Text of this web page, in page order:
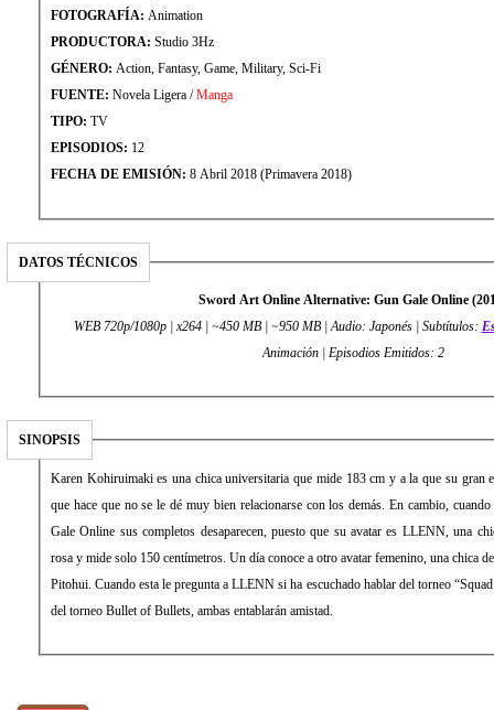
FOTOGRAFÍA: Animation
PRODUCTORA: Studio 3Hz
GÉNERO: Action, Fantasy, Game, Military, Sci-Fi
FUENTE: Novela Ligera /Manga
TIPO: TV
EPISODIOS: 12
FECHA DE EMISIÓN: 8 Abril 2018 (Primavera 2018)
DATOS TÉCNICOS
Sword Art Online Alternative: Gun Gale Online
WEB 720p/1080p | x264 | ~450 MB | ~950 MB | Audio: Japonés | Subtítulos:
Animación | Episodios Emitidos: 2
SINOPSIS
Karen Kohiruimaki es una chica universitaria que mide 183 cm y a la que su gran
que hace que no se le dé muy bien relacionarse con los demás. En cambio,
Gale Online sus completos desaparecen, puesto que su avatar es LLENN, una
rosa y mide solo 150 centímetros. Un día conoce a otro avatar femenino, una chica
Pitohui. Cuando esta le pregunta a LLENN si ha escuchado hablar del torneo
del torneo Bullet of Bullets, ambas entablarán amistad.